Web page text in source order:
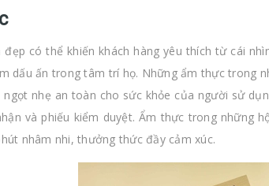
đẹp có thể khiến khách hàng yêu thích từ cái
dấu ấn trong tâm trí họ. Những ẩm thực trong
ngọt nhẹ an toàn cho sức khỏe của người sử
và phiếu kiểm duyệt. Ẩm thực trong những
nhâm nhi, thưởng thức đầy cảm xúc.